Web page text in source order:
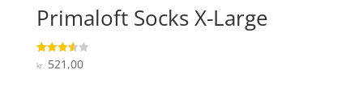
Primaloft Socks X-Large
Vurderet
3.6
kr. 521,00